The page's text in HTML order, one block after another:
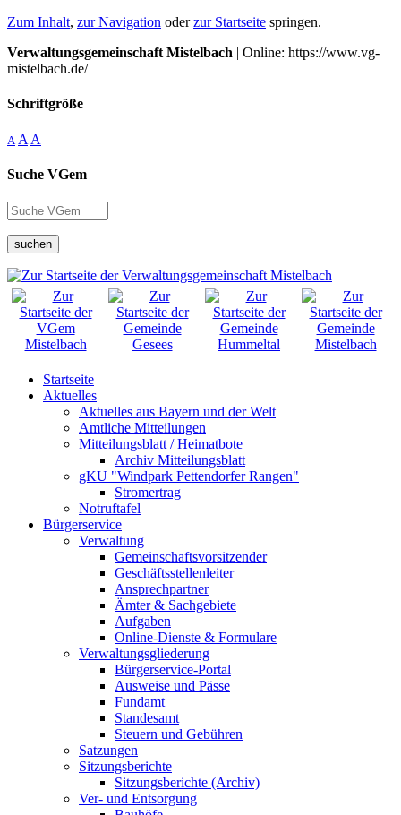
Zum Inhalt, zur Navigation oderzur Startseite springen.
Verwaltungsgemeinschaft Mistelbach | Online: https://www.vg-
mistelbach.de/
Schriftgröße
A A A
Suche VGem
suchen
Startseite
Aktuelles
Aktuelles aus Bayern und der Welt
Amtliche Mitteilungen
Mitteilungsblatt / Heimatbote
Archiv Mitteilungsblatt
gKU "Windpark Pettendorfer Rangen"
Stromertrag
Notruftafel
Bürgerservice
Verwaltung
Gemeinschaftsvorsitzender
Geschäftsstellenleiter
Ansprechpartner
Ämter & Sachgebiete
Aufgaben
Online-Dienste & Formulare
Verwaltungsgliederung
Bürgerservice-Portal
Ausweise und Pässe
Fundamt
Standesamt
Steuern und Gebühren
Satzungen
Sitzungsberichte
Sitzungsberichte (Archiv)
Ver- und Entsorgung